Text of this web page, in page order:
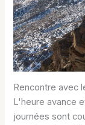
Rencontre avec
L'heure avance
journées sont